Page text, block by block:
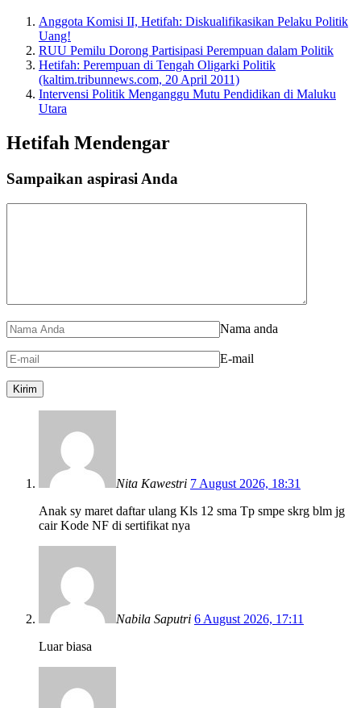
Anggota Komisi II, Hetifah: Diskualifikasikan Pelaku Politik
Uang!
RUU Pemilu Dorong Partisipasi Perempuan dalam Politik
Hetifah: Perempuan di Tengah Oligarki Politik
(kaltim.tribunnews.com, 20 April 2011)
Intervensi Politik Menganggu Mutu Pendidikan di Maluku
Utara
Hetifah Mendengar
Sampaikan aspirasi Anda
Nama anda
E-mail
Nita Kawestri 7 August 2026, 18:31
Anak sy maret daftar ulang Kls 12 sma Tp smpe skrg blm jg
cair Kode NF di sertifikat nya
Nabila Saputri 6 August 2026, 17:11
Luar biasa